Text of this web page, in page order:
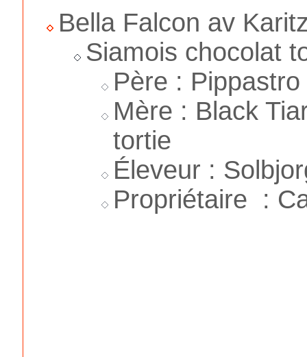
Bella Falcon av
Siamois chocolat
Père :
Mère : Black
tortie
Éleveur :
Propriétaire :